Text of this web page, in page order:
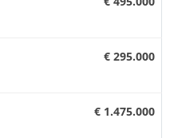
€ 295.000
€ 1.475.000